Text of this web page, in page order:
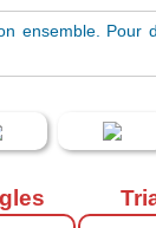
ensemble. Pour